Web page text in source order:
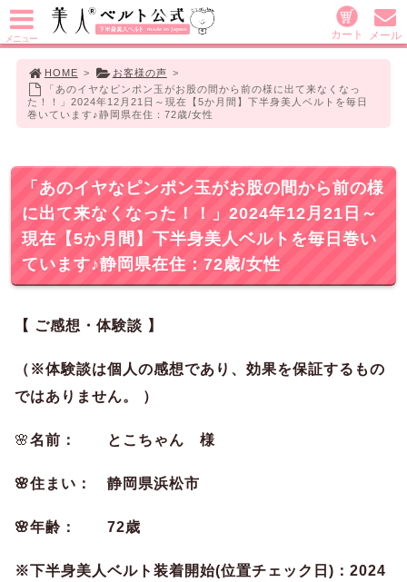
HOME > お客様の声 >
「あのイヤなピンポン玉がお股の間から前の様に出て来なくなっ
た！！」2024年12月21日～現在【5か月間】下半身美人ベルトを毎日
巻いています♪静岡県在住：72歳/女性
「あのイヤなピンポン玉がお股の間から前の様
に出て来なくなった！！」2024年12月21日～
現在【5か月間】下半身美人ベルトを毎日巻い
ています♪静岡県在住：72歳/女性
【 ご感想・体験談 】
（※体験談は個人の感想であり、効果を保証するもの
ではありません。 ）
🌸名前： とこちゃん 様
🌸住まい： 静岡県浜松市
🌸年齢： 72歳
※下半身美人ベルト装着開始(位置チェック日)：2024
メニュー メール
カート